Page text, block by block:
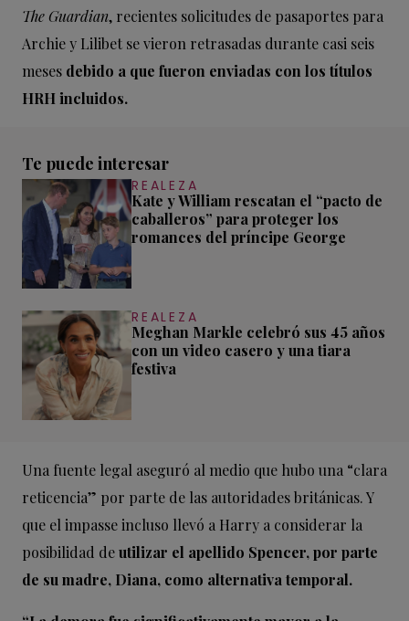
The Guardian, recientes solicitudes de pasaportes para
Archie y Lilibet se vieron retrasadas durante casi seis
meses debido a que fueron enviadas con los títulos
HRH incluidos.
Te puede interesar
REALEZA
Kate y William rescatan el “pacto de
caballeros” para proteger los
romances del príncipe George
REALEZA
Meghan Markle celebró sus 45 años
con un video casero y una tiara
festiva
Una fuente legal aseguró al medio que hubo una “clara
reticencia” por parte de las autoridades británicas. Y
que el impasse incluso llevó a Harry a considerar la
posibilidad deutilizar el apellido Spencer, por parte
de su madre, Diana, como alternativa temporal.